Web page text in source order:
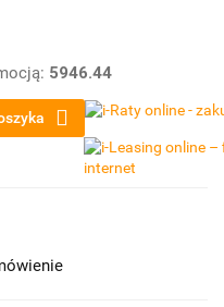
5946.44